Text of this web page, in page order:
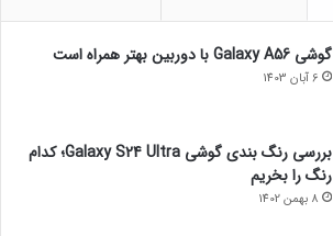
گوشی Galaxy A56 با دوربین بهتر همراه است
6 آبان 1403
بررسی رنگ بندی گوشی Galaxy S24 Ultra؛ کدام
رنگ را بخریم
8 بهمن 1402